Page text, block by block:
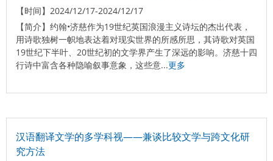
【时间】 2024/12/17-2024/12/17
【简介】 约翰•济慈作为19世纪英国浪漫主义诗坛的杰出代表，
用诗歌独树一帜地表达着对现实世界的所感所思，其诗歌对英国
19世纪下半叶、20世纪初的文学界产生了深远的影响。济慈十四
行诗中富含各种隐喻叙事意象，这些意...更多
汉语翻译文学的多学科视——兼谈比较文学与跨文化研
究方法